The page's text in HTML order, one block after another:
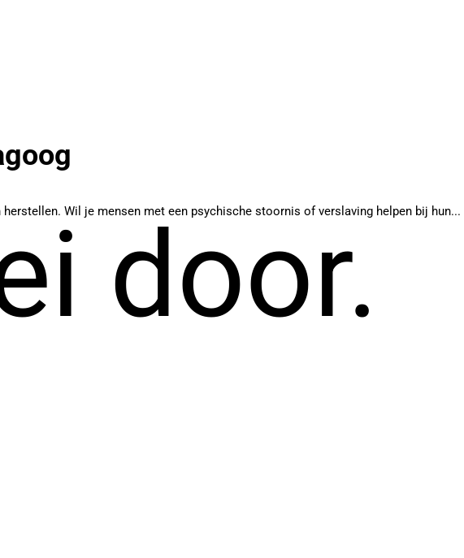
door.
Wil je mensen met een psychische stoornis of verslaving helpen bij hun...